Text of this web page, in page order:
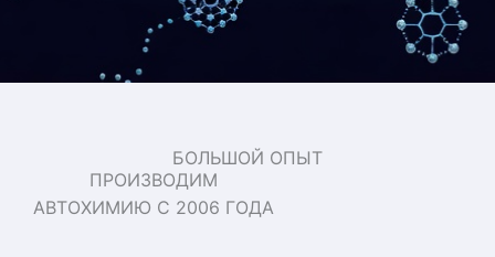
БОЛЬШОЙ ОПЫТ
ПРОИЗВОДИМ
АВТОХИМИЮ С 2006 ГОДА